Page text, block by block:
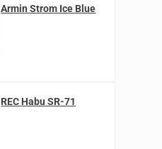
Armin Strom Ice Blue
REC Habu SR-71